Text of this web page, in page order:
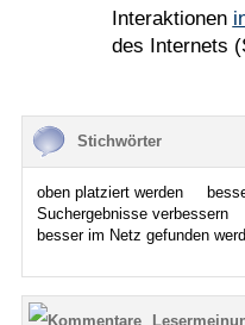
Interaktionen
des Internets
Stichwörter
oben platziert werden
Suchergebnisse verbessern
besser im Netz gefunden